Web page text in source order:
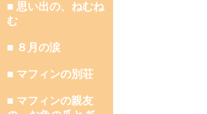
■ 思い出の、ねむね
む
■ ８月の涙
■ マフィンの別荘
■ マフィンの親友